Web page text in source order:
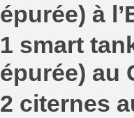
épurée) à
1 smart
épurée) au
2 citernes